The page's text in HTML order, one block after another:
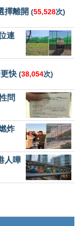
擇離開 (55,528次)
連
快 (38,054次)
問
炸
人嘩